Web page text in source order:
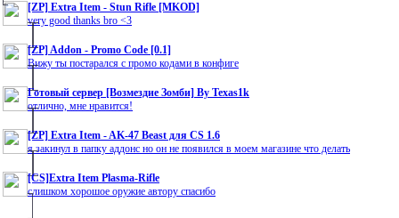
[ZP] Extra Item - Stun Rifle [MKOD]
very good thanks bro <3
[ZP] Addon - Promo Code [0.1]
Вижу ты постарался с промо кодами в конфиге
Готовый сервер [Возмездие Зомби] By Texas1k
отлично, мне нравится!
[ZP] Extra Item - AK-47 Beast для CS 1.6
я закинул в папку аддонс но он не появился в моем магазине что делать
[CS]Extra Item Plasma-Rifle
слишком хорошое оружие автору спасибо